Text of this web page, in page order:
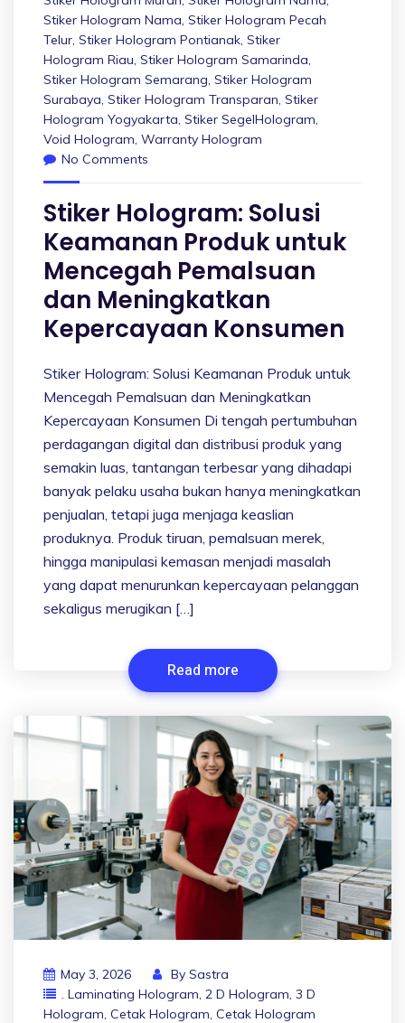
Stiker Hologram Nama, Stiker Hologram Pecah
Telur, Stiker Hologram Pontianak, Stiker
Hologram Riau, Stiker Hologram Samarinda,
Stiker Hologram Semarang, Stiker Hologram
Surabaya, Stiker Hologram Transparan, Stiker
Hologram Yogyakarta, Stiker SegelHologram,
Void Hologram, Warranty Hologram
No Comments
Stiker Hologram: Solusi
Keamanan Produk untuk
Mencegah Pemalsuan
dan Meningkatkan
Kepercayaan Konsumen
Stiker Hologram: Solusi Keamanan Produk untuk
Mencegah Pemalsuan dan Meningkatkan
Kepercayaan Konsumen Di tengah pertumbuhan
perdagangan digital dan distribusi produk yang
semakin luas, tantangan terbesar yang dihadapi
banyak pelaku usaha bukan hanya meningkatkan
penjualan, tetapi juga menjaga keaslian
produknya. Produk tiruan, pemalsuan merek,
hingga manipulasi kemasan menjadi masalah
yang dapat menurunkan kepercayaan pelanggan
sekaligus merugikan […]
Read more
May 3, 2026 By Sastra
. Laminating Hologram, 2 D Hologram, 3 D
Hologram, Cetak Hologram, Cetak Hologram